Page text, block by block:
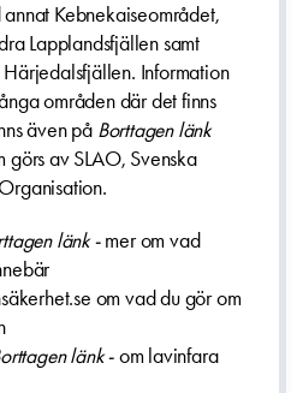
Kebnekaiseområdet,
Lapplandsfjällen samt
Information
områden där det finns
även på Borttagen länk
görs av SLAO, Svenska
länk -mer om vad
om vad du gör om
länk -om lavinfara